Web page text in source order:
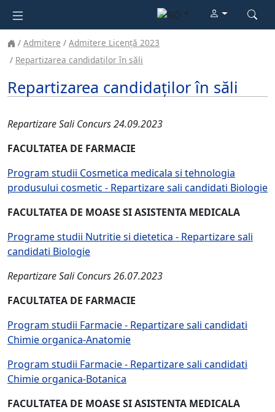
Admitere
Admitere Licență 2023
Repartizarea candidatilor în săli
Repartizarea candidaților în săli
Repartizare Sali Concurs 24.09.2023
FACULTATEA DE FARMACIE
Program studii Cosmetica medicala si tehnologia
produsului cosmetic - Repartizare sali candidati Biologie
FACULTATEA DE MOASE SI ASISTENTA MEDICALA
Programe studii Nutritie si dietetica - Repartizare sali
candidati Biologie
Repartizare Sali Concurs 26.07.2023
FACULTATEA DE FARMACIE
Program studii Farmacie - Repartizare sali candidati
Chimie organica-Anatomie
Program studii Farmacie - Repartizare sali candidati
Chimie organica-Botanica
FACULTATEA DE MOASE SI ASISTENTA MEDICALA